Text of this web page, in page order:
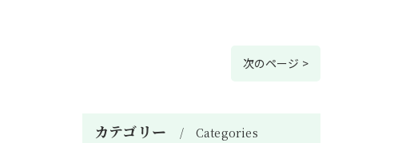
次のページ >
カテゴリー Categories